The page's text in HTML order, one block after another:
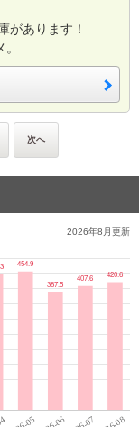
があります！
次へ
2026年8月更新